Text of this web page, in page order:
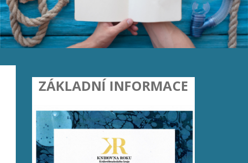
ZÁKLADNÍ INFORMACE